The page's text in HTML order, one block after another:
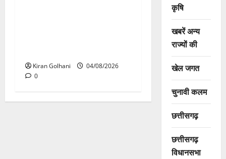
Kiran Golhani
04/08/2026
0
कृषि
खबरें अन्य
राज्यों की
खेल जगत
चुनावी कलम
छत्तीसगढ़
छत्तीसगढ़
विधानसभा